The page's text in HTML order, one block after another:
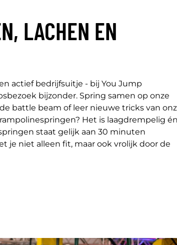
LACHEN EN
actief bedrijfsuitje - bij You Jump
bijzonder. Spring samen op onze
battle beam of leer nieuwe tricks van
Het is laagdrempelig én
staat gelijk aan 30 minuten
je niet alleen fit, maar ook vrolijk door de